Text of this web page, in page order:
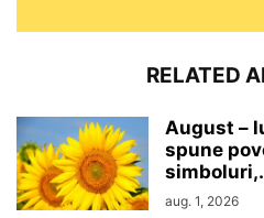
RELATED
August –
spune
aug. 1, 2026